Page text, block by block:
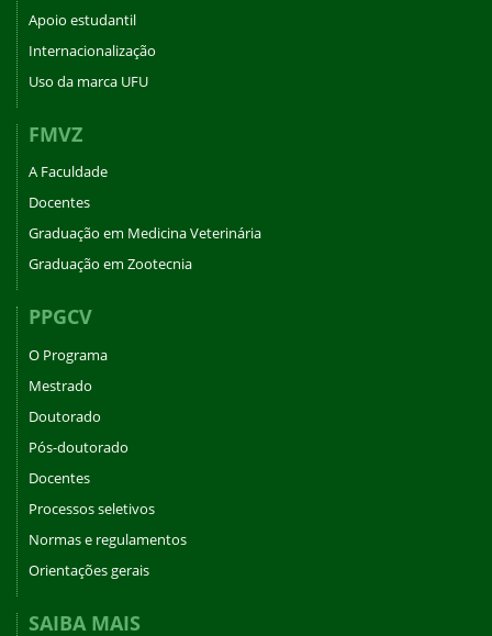
Apoio estudantil
Internacionalização
Uso da marca UFU
FMVZ
A Faculdade
Docentes
Graduação em Medicina Veterinária
Graduação em Zootecnia
PPGCV
O Programa
Mestrado
Doutorado
Pós-doutorado
Docentes
Processos seletivos
Normas e regulamentos
Orientações gerais
SAIBA MAIS